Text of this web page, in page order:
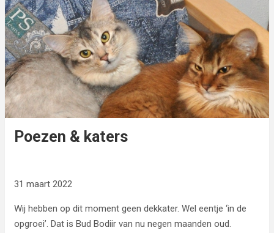
Poezen & katers
31 maart 2022
Wij hebben op dit moment geen dekkater. Wel eentje ‘in de
opgroei’. Dat is Bud Bodiir van nu negen maanden oud.